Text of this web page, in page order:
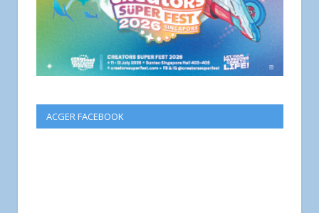
ACGER FACEBOOK